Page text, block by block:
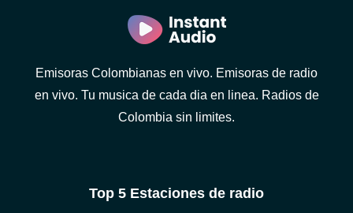
Emisoras Colombianas en vivo. Emisoras de radio
en vivo. Tu musica de cada dia en linea. Radios de
Colombia sin limites.
Top 5 Estaciones de radio